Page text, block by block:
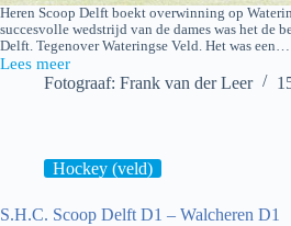
Heren Scoop Delft boekt overwinning op
succesvolle wedstrijd van de dames was het de
Delft. Tegenover Wateringse Veld. Het was een…
Lees meer
S.H.C.
Wateringse
Fotograaf: Frank van der Leer
Hockey (veld)
S.H.C. Scoop Delft D1 – Walcheren D1